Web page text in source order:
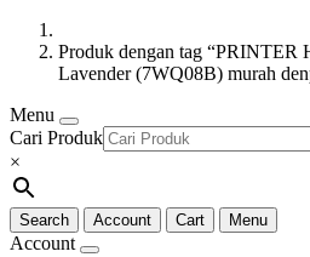
Produk dengan tag “PRINTER
Lavender (7WQ08B) murah
Menu
Cari Produk
×
Search Account Cart Menu
Account